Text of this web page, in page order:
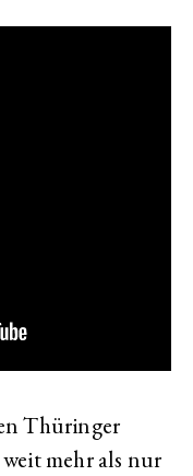
Thüringer
mehr als nur